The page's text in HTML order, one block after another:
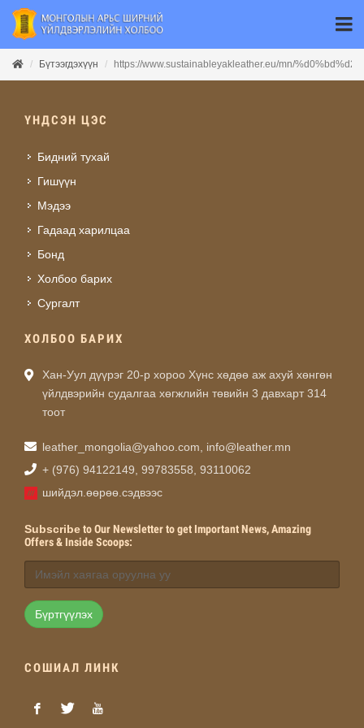
Бүтээгдэхүүн https://www.sustainableyakleather.eu/mn/
ҮНДСЭН ЦЭС
Бидний тухай
Гишүүн
Мэдээ
Гадаад харилцаа
Бонд
Холбоо барих
Сургалт
ХОЛБОО БАРИХ
Хан-Уул дүүрэг 20-р хороо Хүнс хөдөө аж ахуй хөнгөн
үйлдвэрийн судалгаа хөгжлийн төвийн 3 давхарт 314
тоот
leather_mongolia@yahoo.com
info@leather.mn
+ (976) 94122149, 99783558, 93110062
шийдэл.өөрөө.сэдвээс
Subscribeto Our Newsletter to get Important News, Amazing
Offers & Inside Scoops:
Бүртгүүлэх
СОШИАЛ ЛИНК